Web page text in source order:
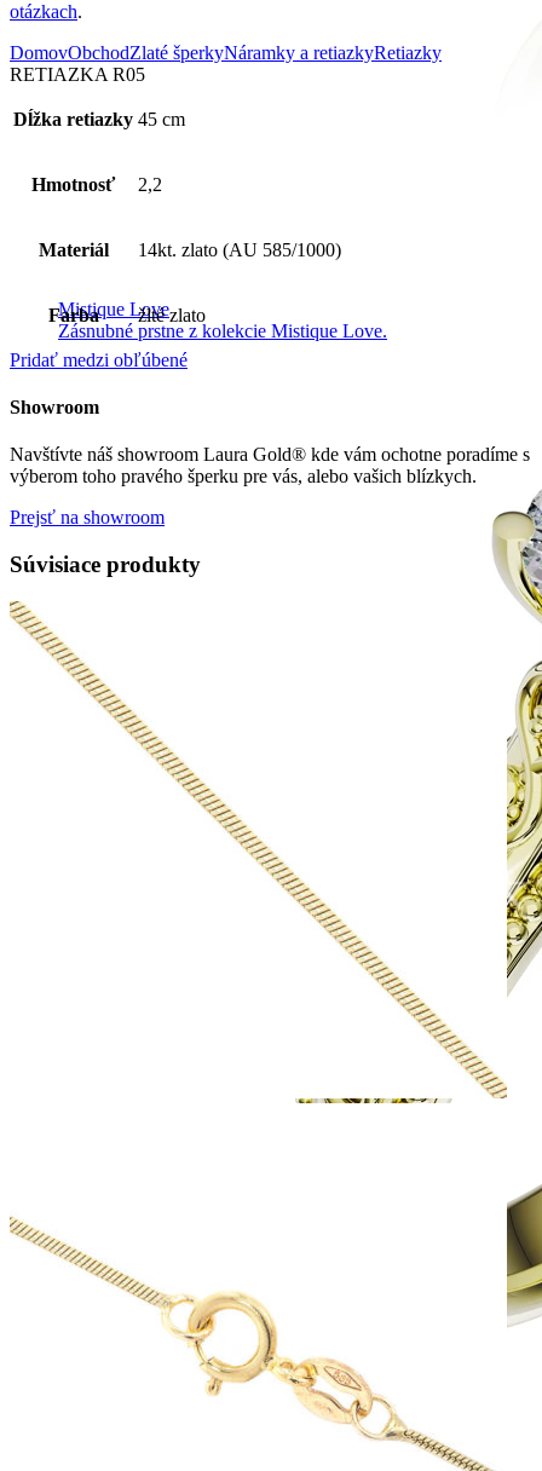
Mistique Love
Zásnubné prstne z kolekcie Mistique Love.
otázkach.
DomovObchodZlaté šperkyNáramky a retiazkyRetiazky
RETIAZKA R05
Dĺžka retiazky 45 cm
Hmotnosť 2,2
Materiál 14kt. zlato (AU 585/1000)
Farba žlté zlato
Pridať medzi obľúbené
Showroom
Navštívte náš showroom Laura Gold® kde vám ochotne poradíme s
výberom toho pravého šperku pre vás, alebo vašich blízkych.
Prejsť na showroom
Súvisiace produkty